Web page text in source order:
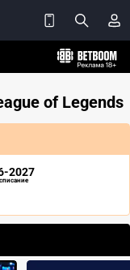
of Legends
2027